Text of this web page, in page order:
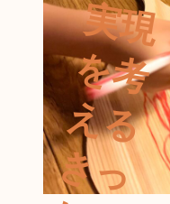
実
を
え
き